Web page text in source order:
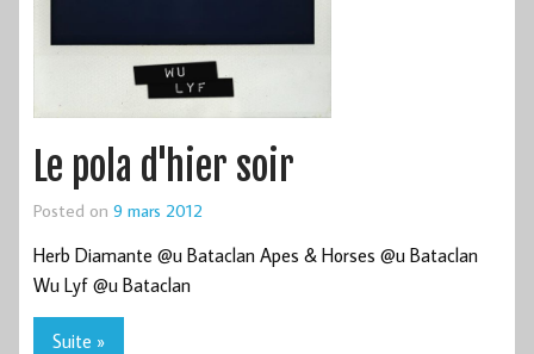
Le pola d'hier soir
Posted on 9 mars 2012
Herb Diamante @u Bataclan Apes & Horses @u Bataclan
Wu Lyf @u Bataclan
Suite »